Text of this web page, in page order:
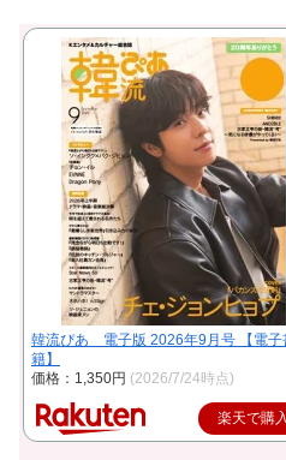
韓流ぴあ 電子版 2026年9月号 【電子
籍】
価格：1,350円 (2026/7/24時点)
楽天で購入